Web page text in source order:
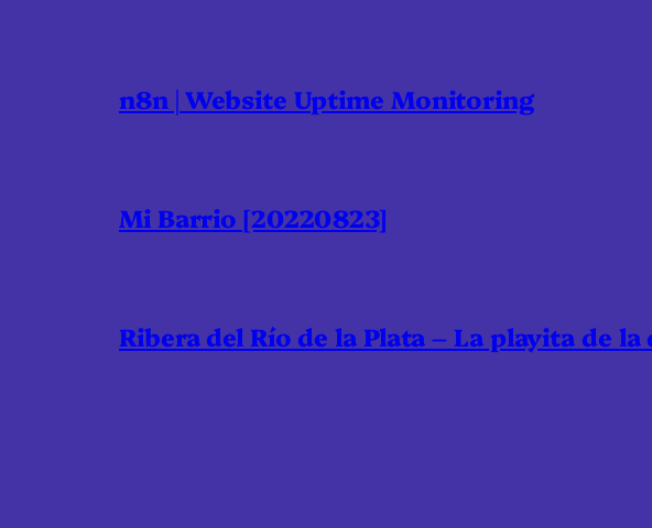
n8n | Website Uptime Monitoring
Mi Barrio [20220823]
Ribera del Río de la Plata – La playita de la